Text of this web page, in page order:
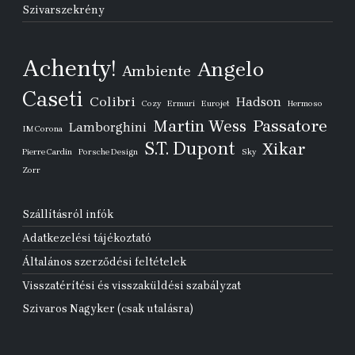
Szivarszekrény
Achenty! Ambiente Angelo
Caseti Colibri Cozy Ermuri Eurojet Hadson Hermoso
IM Corona Lamborghini Martin Wess Passatore
Pierre Cardin Porsche Design S.T. Dupont Sky Xikar
Zorr
Szállításról infók
Adatkezelési tájékoztató
Általános szerződési feltételek
Visszatérítési és visszaküldési szabályzat
Szivaros Nagyker (csak utalásra)